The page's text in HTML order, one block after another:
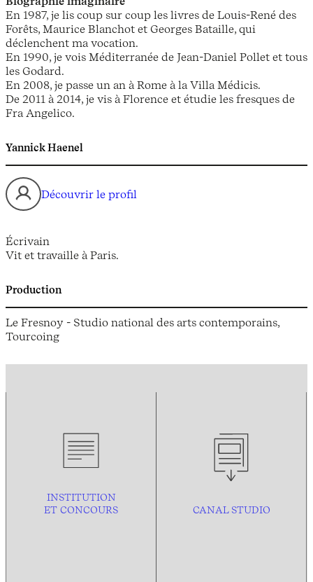
En 1987, je lis coup sur coup les livres de Louis-René des
Forêts, Maurice Blanchot et Georges Bataille, qui
déclenchent ma vocation.
En 1990, je vois Méditerranée de Jean-Daniel Pollet et tous
les Godard.
En 2008, je passe un an à Rome à la Villa Médicis.
De 2011 à 2014, je vis à Florence et étudie les fresques de
Fra Angelico.
Yannick Haenel
Découvrir le profil
Écrivain
Vit et travaille à Paris.
Production
Le Fresnoy - Studio national des arts contemporains,
Tourcoing
INSTITUTION
ET CONCOURS
CANAL STUDIO